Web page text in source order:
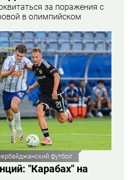
за поражения с
в олимпийском
футбол
"Карабах" на